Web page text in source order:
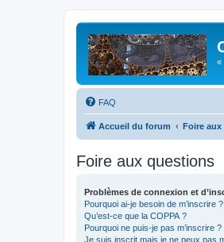
«
FAQ
Accueil du forum Foire
Foire aux questions
Problèmes de connexion et
Pourquoi ai-je besoin de m’inscrire ?
Qu’est-ce que la COPPA ?
Pourquoi ne puis-je pas m’inscrire ?
Je suis inscrit mais je ne peux pas